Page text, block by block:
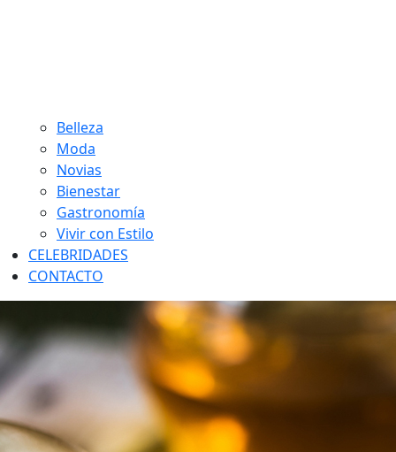
Belleza
Moda
Novias
Bienestar
Gastronomía
Vivir con Estilo
CELEBRIDADES
CONTACTO